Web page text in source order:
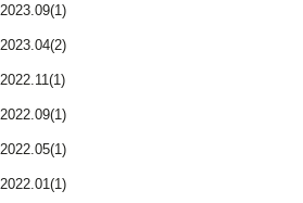
2023.09(1)
2023.04(2)
2022.11(1)
2022.09(1)
2022.05(1)
2022.01(1)